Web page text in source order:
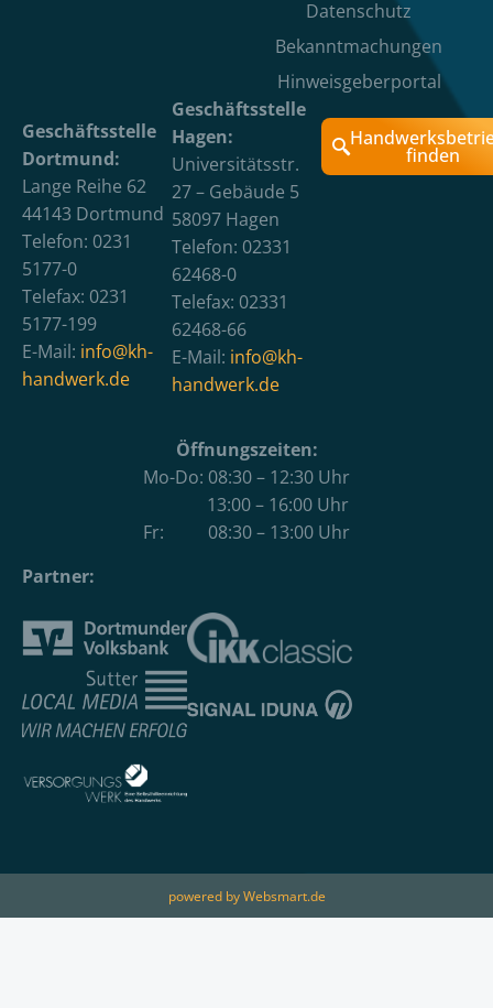
Datenschutz
Bekanntmachungen
Hinweisgeberportal
Geschäftsstelle
Dortmund:
Lange Reihe 62
44143 Dortmund
Telefon: 0231
5177-0
Telefax: 0231
5177-199
E-Mail: info@kh-
handwerk.de
Geschäftsstelle
Hagen:
Universitätsstr.
27 – Gebäude 5
58097 Hagen
Telefon: 02331
62468-0
Telefax: 02331
62468-66
E-Mail: info@kh-
handwerk.de
finden
Öffnungszeiten:
Mo-Do: 08:30 – 12:30 Uhr
13:00 – 16:00 Uhr
Fr: 08:30 – 13:00 Uhr
Partner:
powered by Websmart.de